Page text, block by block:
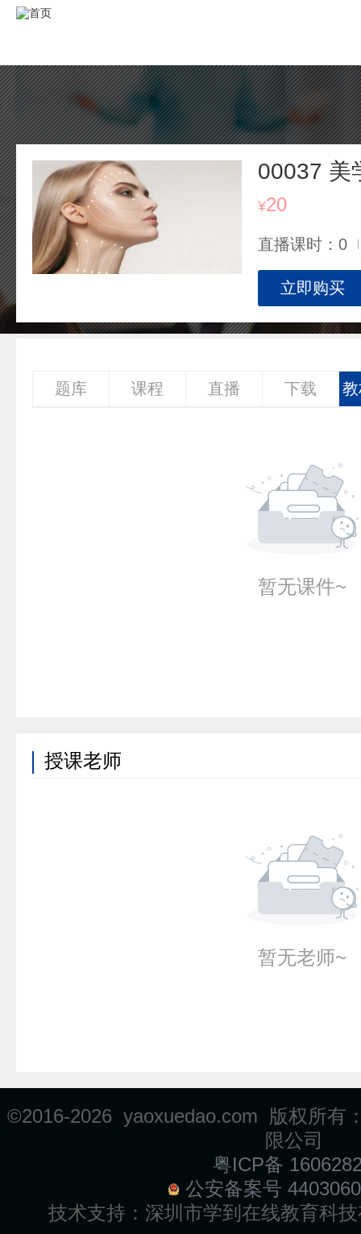
00037 美
¥20
直播课时：0
立即购买
题库 课程 直播 下载
暂无课件~
授课老师
暂无老师~
©2016-2026 yaoxuedao.com 版权所有
限公司
粤ICP备
公安备案号
技术支持： 深圳市学到在线教育科